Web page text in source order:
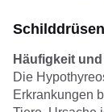
Häufigkeit
Die
Erkrankungen